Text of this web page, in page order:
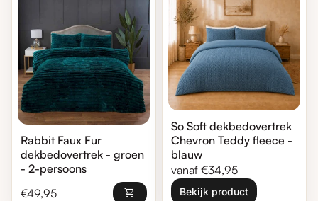
Rabbit Faux Fur
dekbedovertrek - groen
- 2-persoons
Normale prijs
€49,95 shopping_cart
So Soft dekbedovertrek
Chevron Teddy fleece -
blauw
Normale prijs
vanaf €34,95
Bekijk product